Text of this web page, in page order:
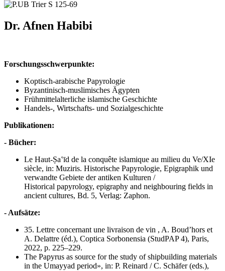
Dr. Afnen Habibi
Forschungsschwerpunkte:
Koptisch-arabische Papyrologie
Byzantinisch-muslimisches Ägypten
Frühmittelalterliche islamische Geschichte
Handels-, Wirtschafts- und Sozialgeschichte
Publikationen:
- Bücher:
Le Haut-Ṣaʽīd de la conquête islamique au milieu du Ve/XIe
siècle, in: Muziris. Historische Papyrologie, Epigraphik und
verwandte Gebiete der antiken Kulturen /
Historical papyrology, epigraphy and neighbouring fields in
ancient cultures, Bd. 5, Verlag: Zaphon.
- Aufsätze:
35. Lettre concernant une livraison de vin , A. Boud’hors et
A. Delattre (éd.), Coptica Sorbonensia (StudPAP 4), Paris,
2022, p. 225–229.
The Papyrus as source for the study of shipbuilding materials
in the Umayyad period», in: P. Reinard / C. Schäfer (eds.),